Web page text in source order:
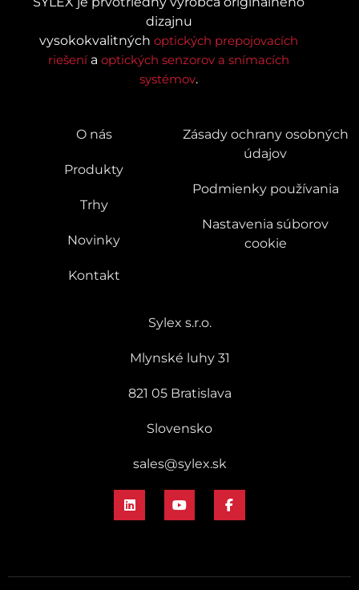
dizajnu
vysokokvalitných optických prepojovacích
riešení a optických senzorov a snímacích
systémov.
O nás
Produkty
Trhy
Novinky
Kontakt
Zásady ochrany osobných
údajov
Podmienky používania
Nastavenia súborov
cookie
Sylex s.r.o.
Mlynské luhy 31
821 05 Bratislava
Slovensko
sales@sylex.sk